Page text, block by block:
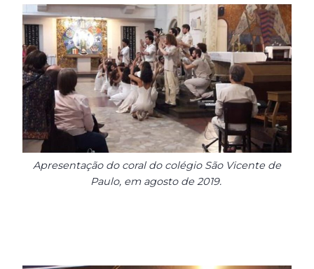
Apresentação do coral do colégio São Vicente de
Paulo, em agosto de 2019.